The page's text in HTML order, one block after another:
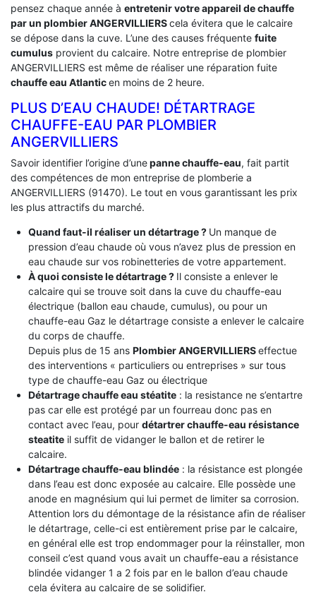
pensez chaque année à entretenir votre appareil de chauffe
par un plombier ANGERVILLIERScela évitera que le calcaire
se dépose dans la cuve. L’une des causes fréquente fuite
cumulus provient du calcaire. Notre entreprise de plombier
ANGERVILLIERS est même de réaliser une réparation fuite
chauffe eau Atlanticen moins de 2 heure.
PLUS D’EAU CHAUDE! DÉTARTRAGE
CHAUFFE-EAU PAR PLOMBIER
ANGERVILLIERS
Savoir identifier l’origine d’unepanne chauffe-eau, fait partit
des compétences de mon entreprise de plomberie a
ANGERVILLIERS (91470). Le tout en vous garantissant les prix
les plus attractifs du marché.
Quand faut-il réaliser un détartrage ? Un manque de
pression d’eau chaude où vous n’avez plus de pression en
eau chaude sur vos robinetteries de votre appartement.
À quoi consiste le détartrage ? Il consiste a enlever le
calcaire qui se trouve soit dans la cuve du chauffe-eau
électrique (ballon eau chaude, cumulus), ou pour un
chauffe-eau Gaz le détartrage consiste a enlever le calcaire
du corps de chauffe.
Depuis plus de 15 ans Plombier ANGERVILLIERSeffectue
des interventions « particuliers ou entreprises » sur tous
type de chauffe-eau Gaz ou électrique
Détartrage chauffe eau stéatite: la resistance ne s’entartre
pas car elle est protégé par un fourreau donc pas en
contact avec l’eau, pour détartrer chauffe-eau résistance
steatiteil suffit de vidanger le ballon et de retirer le
calcaire.
Détartrage chauffe-eau blindée: la résistance est plongée
dans l’eau est donc exposée au calcaire. Elle possède une
anode en magnésium qui lui permet de limiter sa corrosion.
Attention lors du démontage de la résistance afin de réaliser
le détartrage, celle-ci est entièrement prise par le calcaire,
en général elle est trop endommager pour la réinstaller, mon
conseil c’est quand vous avait un chauffe-eau a résistance
blindée vidanger 1 a 2 fois par en le ballon d’eau chaude
cela évitera au calcaire de se solidifier.